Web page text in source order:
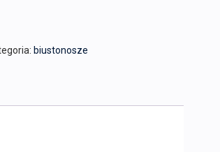
biustonosze